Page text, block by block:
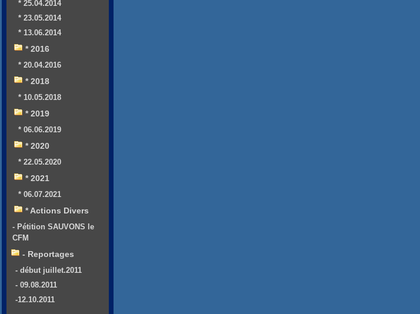
* 25.04.2014
* 23.05.2014
* 13.06.2014
* 2016
* 20.04.2016
* 2018
* 10.05.2018
* 2019
* 06.06.2019
* 2020
* 22.05.2020
* 2021
* 06.07.2021
* Actions Divers
- Pétition SAUVONS le
CFM
- Reportages
- début juillet.2011
- 09.08.2011
-12.10.2011